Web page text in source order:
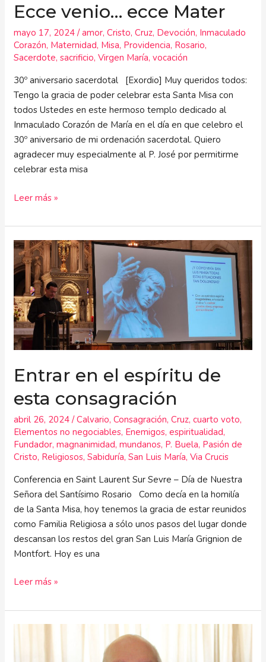
Ecce venio… ecce Mater
mayo 17, 2024/amor,Cristo,Cruz, Devoción, Inmaculado
Corazón, Maternidad, Misa, Providencia, Rosario,
Sacerdote,sacrificio,Virgen María,vocación
30º aniversario sacerdotal [Exordio] Muy queridos todos:
Tengo la gracia de poder celebrar esta Santa Misa con
todos Ustedes en este hermoso templo dedicado al
Inmaculado Corazón de María en el día en que celebro el
30º aniversario de mi ordenación sacerdotal. Quiero
agradecer muy especialmente al P. José por permitirme
celebrar esta misa
Leer más »
Entrar en el espíritu de
esta consagración
abril 26, 2024/Calvario,Consagración,Cruz,cuarto voto,
Elementos no negociables, Enemigos,espiritualidad,
Fundador,magnanimidad,mundanos, P. Buela, Pasión de
Cristo, Religiosos,Sabiduría,San Luis María,Via Crucis
Conferencia en Saint Laurent Sur Sevre – Día de Nuestra
Señora del Santísimo Rosario Como decía en la homilía
de la Santa Misa, hoy tenemos la gracia de estar reunidos
como Familia Religiosa a sólo unos pasos del lugar donde
descansan los restos del gran San Luis María Grignion de
Montfort. Hoy es una
Entrar
en
el
espíritu
de
esta
consagración
Leer más »